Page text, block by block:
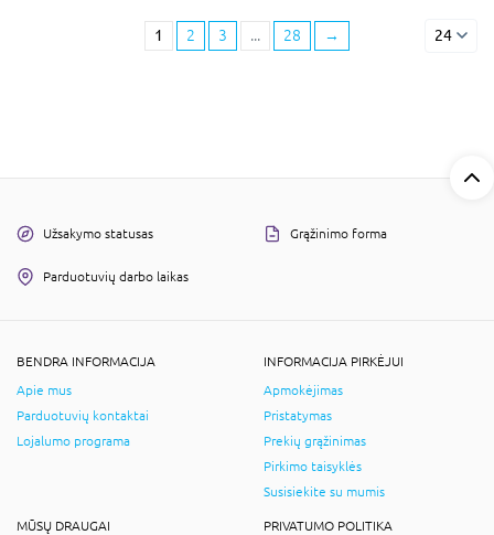
1 2 3 ... 28 → 24
Užsakymo statusas Grąžinimo forma
Parduotuvių darbo laikas
BENDRA INFORMACIJA
Apie mus
Parduotuvių kontaktai
Lojalumo programa
INFORMACIJA PIRKĖJUI
Apmokėjimas
Pristatymas
Prekių grąžinimas
Pirkimo taisyklės
Susisiekite su mumis
MŪSŲ DRAUGAI
PRIVATUMO POLITIKA